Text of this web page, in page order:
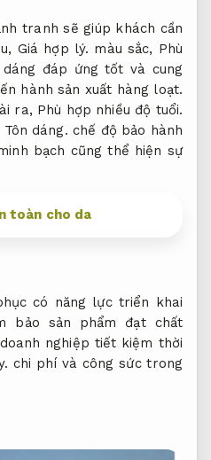
tranh sẽ giúp khách cần
Giá hợp lý. màu sắc, Phù
dáng đáp ứng tốt và cung
hành sản xuất hàng loạt.
ra, Phù hợp nhiều độ tuổi.
Tôn dáng. chế độ bảo hành
bạch cũng thể hiện sự
toàn cho da
có năng lực triển khai
bảo sản phẩm đạt chất
nghiệp tiết kiệm thời
chi phí và công sức trong